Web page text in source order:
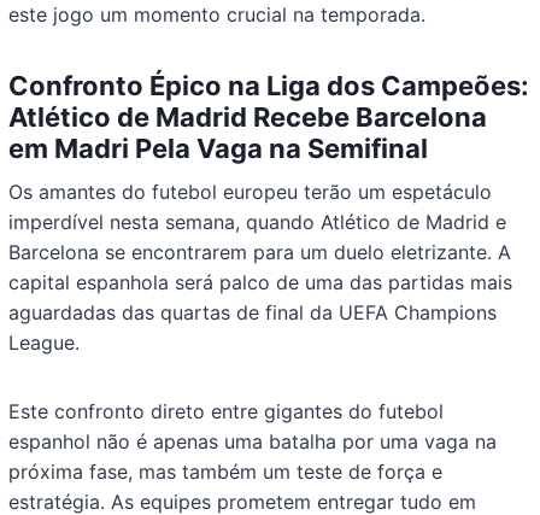
este jogo um momento crucial na temporada.
Confronto Épico na Liga dos Campeões:
Atlético de Madrid Recebe Barcelona
em Madri Pela Vaga na Semifinal
Os amantes do futebol europeu terão um espetáculo
imperdível nesta semana, quando Atlético de Madrid e
Barcelona se encontrarem para um duelo eletrizante. A
capital espanhola será palco de uma das partidas mais
aguardadas das quartas de final da UEFA Champions
League.
Este confronto direto entre gigantes do futebol
espanhol não é apenas uma batalha por uma vaga na
próxima fase, mas também um teste de força e
estratégia. As equipes prometem entregar tudo em